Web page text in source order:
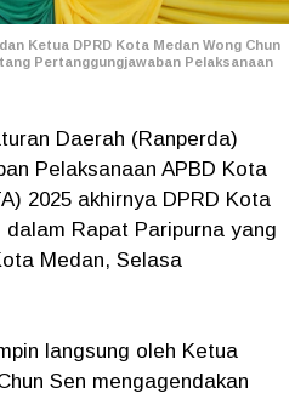
Ketua DPRD Kota Medan Wong Chun
Pertanggungjawaban Pelaksanaan
Daerah (Ranperda)
Pelaksanaan APBD Kota
2025 akhirnya DPRD Kota
Rapat Paripurna yang
Medan, Selasa
langsung oleh Ketua
Sen mengagendakan